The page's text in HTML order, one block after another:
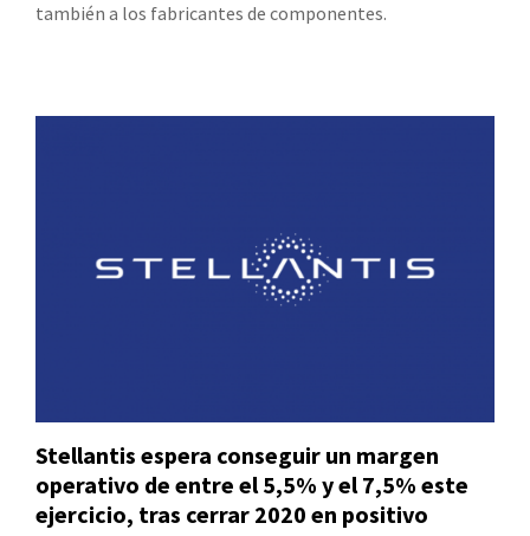
también a los fabricantes de componentes.
Stellantis espera conseguir un margen
operativo de entre el 5,5% y el 7,5% este
ejercicio, tras cerrar 2020 en positivo